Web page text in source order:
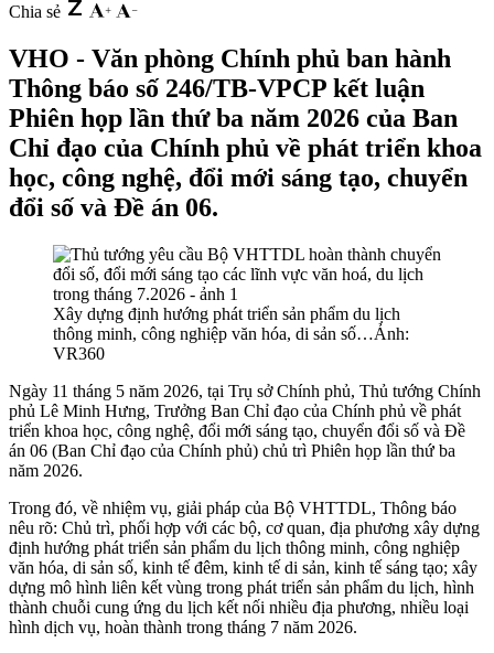
Chia sẻ
VHO - Văn phòng Chính phủ ban hành
Thông báo số 246/TB-VPCP kết luận
Phiên họp lần thứ ba năm 2026 của Ban
Chỉ đạo của Chính phủ về phát triển khoa
học, công nghệ, đổi mới sáng tạo, chuyển
đổi số và Đề án 06.
Xây dựng định hướng phát triển sản phẩm du lịch
thông minh, công nghiệp văn hóa, di sản số…Ảnh:
VR360
Ngày 11 tháng 5 năm 2026, tại Trụ sở Chính phủ, Thủ tướng Chính
phủ Lê Minh Hưng, Trưởng Ban Chỉ đạo của Chính phủ về phát
triển khoa học, công nghệ, đổi mới sáng tạo, chuyển đổi số và Đề
án 06 (Ban Chỉ đạo của Chính phủ) chủ trì Phiên họp lần thứ ba
năm 2026.
Trong đó, về nhiệm vụ, giải pháp của Bộ VHTTDL, Thông báo
nêu rõ: Chủ trì, phối hợp với các bộ, cơ quan, địa phương xây dựng
định hướng phát triển sản phẩm du lịch thông minh, công nghiệp
văn hóa, di sản số, kinh tế đêm, kinh tế di sản, kinh tế sáng tạo; xây
dựng mô hình liên kết vùng trong phát triển sản phẩm du lịch, hình
thành chuỗi cung ứng du lịch kết nối nhiều địa phương, nhiều loại
hình dịch vụ, hoàn thành trong tháng 7 năm 2026.